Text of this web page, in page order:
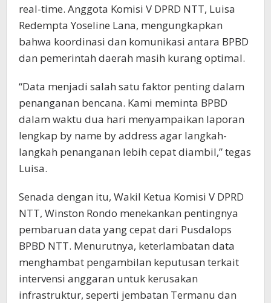
real-time. Anggota Komisi V DPRD NTT, Luisa
Redempta Yoseline Lana, mengungkapkan
bahwa koordinasi dan komunikasi antara BPBD
dan pemerintah daerah masih kurang optimal.
“Data menjadi salah satu faktor penting dalam
penanganan bencana. Kami meminta BPBD
dalam waktu dua hari menyampaikan laporan
lengkap by name by address agar langkah-
langkah penanganan lebih cepat diambil,” tegas
Luisa.
Senada dengan itu, Wakil Ketua Komisi V DPRD
NTT, Winston Rondo menekankan pentingnya
pembaruan data yang cepat dari Pusdalops
BPBD NTT. Menurutnya, keterlambatan data
menghambat pengambilan keputusan terkait
intervensi anggaran untuk kerusakan
infrastruktur, seperti jembatan Termanu dan